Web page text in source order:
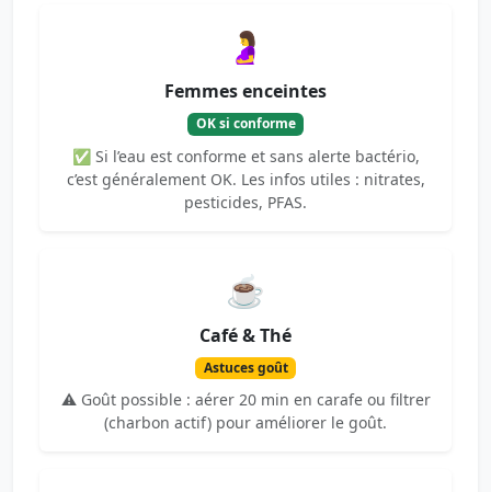
🤰
Femmes enceintes
OK si conforme
✅ Si l’eau est conforme et sans alerte bactério,
c’est généralement OK. Les infos utiles : nitrates,
pesticides, PFAS.
☕
Café & Thé
Astuces goût
⚠️ Goût possible : aérer 20 min en carafe ou filtrer
(charbon actif) pour améliorer le goût.